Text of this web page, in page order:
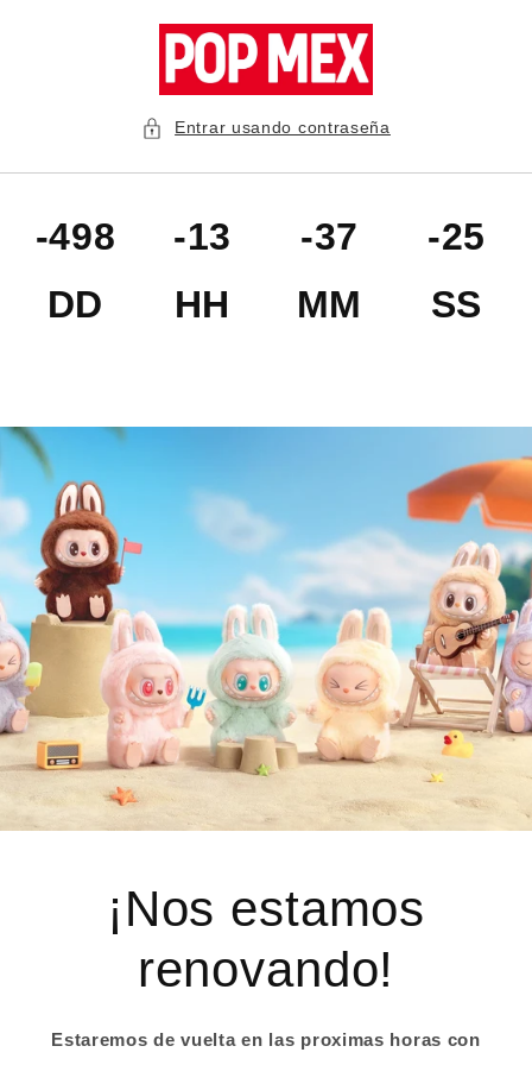
Entrar usando contraseña
-498
DD
-13
HH
-37
MM
-25
SS
¡Nos estamos
renovando!
Estaremos de vuelta en las proximas horas con